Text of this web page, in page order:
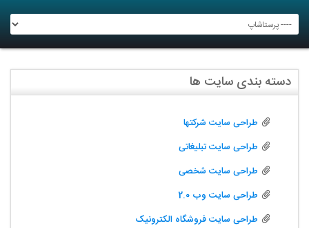
دسته بندی سایت ها
طراحی سایت شرکتها
طراحی سایت تبلیغاتی
طراحی سایت شخصی
طراحی سایت وب 2.0
طراحی سایت فروشگاه الکترونیک